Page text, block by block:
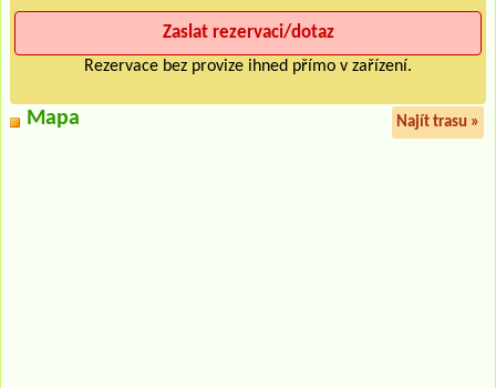
Rezervace bez provize ihned přímo v zařízení.
Mapa Najít trasu »